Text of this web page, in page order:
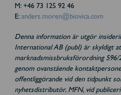
M: +46 73 125 92 46
E: anders.moren@biovica.com
Denna information är utgör
International AB (publ) är skyldigt
marknadsmissbruksförordning 596/
genom ovanstående
offentliggörande vid den tidpunkt
nyhetsdistributör, MFN, vid